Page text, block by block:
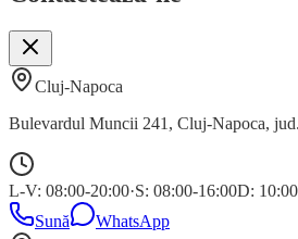
Cluj-Napoca
Bulevardul Muncii 241 , Cluj-Napoca, jud.
L-V: 08:00-20:00·S: 08:00-16:00D:
Sună
WhatsApp